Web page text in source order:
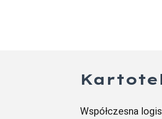
Współczesna